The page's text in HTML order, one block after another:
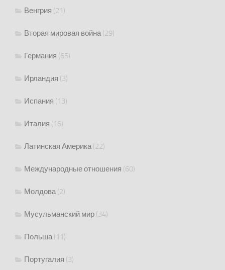
Венгрия (21)
Вторая мировая война(29)
Германия (65)
Ирландия (3)
Испания (13)
Италия (16)
Латинская Америка(22)
Международные отношения (60)
Молдова(2)
Мусульманский мир (34)
Польша(11)
Португалия (3)